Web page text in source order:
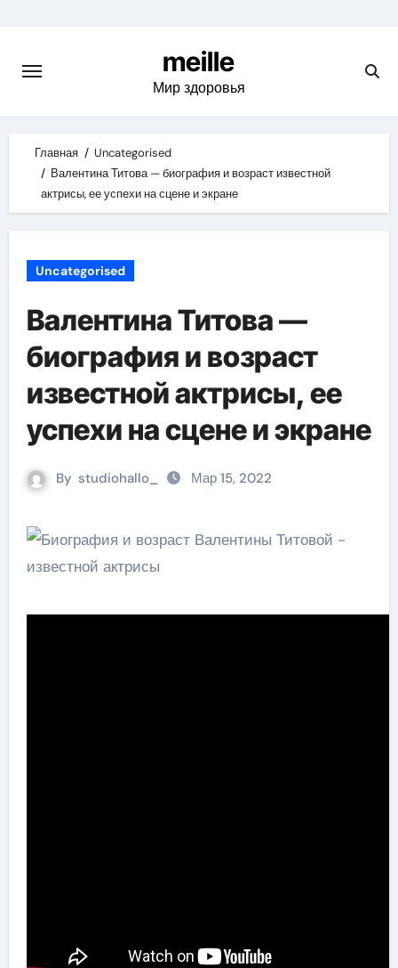
content
meille
Мир здоровья
Главная
Uncategorised
Валентина Титова — биография и возраст известной
актрисы, ее успехи на сцене и экране
Uncategorised
Валентина Титова —
биография и возраст
известной актрисы, ее
успехи на сцене и экране
By studiohallo_ Мар 15, 2022